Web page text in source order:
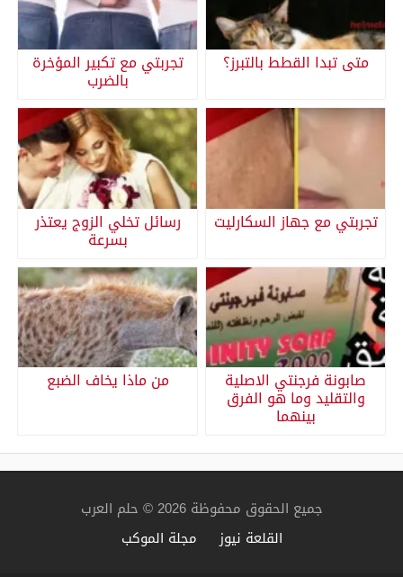
متى تبدا القطط بالتبرز؟ تجربتي مع تكبير المؤخرة
بالضرب
تجربتي مع جهاز السكارليت رسائل تخلي الزوج يعتذر
بسرعة
صابونة فرجنتي الاصلية
والتقليد وما هو الفرق
بينهما
من ماذا يخاف الضبع
جميع الحقوق محفوظة 2026 © حلم العرب
القلعة نيوز
مجلة الموكب